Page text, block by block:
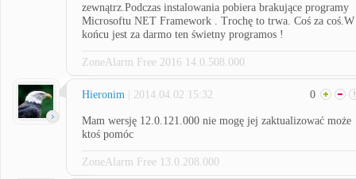
zewnątrz.Podczas instalowania pobiera brakujące programy
Microsoftu NET Framework . Trochę to trwa. Coś za coś.W
końcu jest za darmo ten świetny programos !
ZoneAlarm Free 2016 14.0.508.000
Hieronim | 2014.04.02 15:32 0
Mam wersję 12.0.121.000 nie mogę jej zaktualizować może
ktoś pomóc
ZoneAlarm Free 13.0.208.000